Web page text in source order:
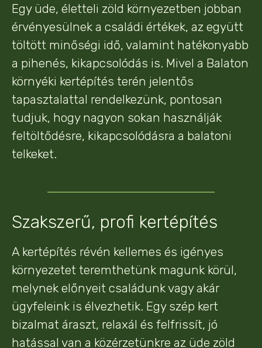
Egy üde, életteli zöld környezetben jobban
érvényesülnek a családi értékek, az együtt
töltött minőségi idő, valamint hatékonyabb
a pihenés, kikapcsolódás is. Mivel a Balaton
környéki kertépítés terén jelentős
tapasztalattal rendelkezünk, pontosan
tudjuk, hogy nagyon sokan használják
feltöltődésre, kikapcsolódásra a balatoni
telkeket.
Szakszerű, profi kertépítés
A kertépítés révén kellemes és igényes
környezetet teremthetünk magunk körül,
melynek előnyeit családunk vagy akár
ügyfeleink is élvezhetik. Egy szép kert
bizalmat áraszt, relaxál és felfrissít, jó
hatással van a közérzetünkre az üde zöld